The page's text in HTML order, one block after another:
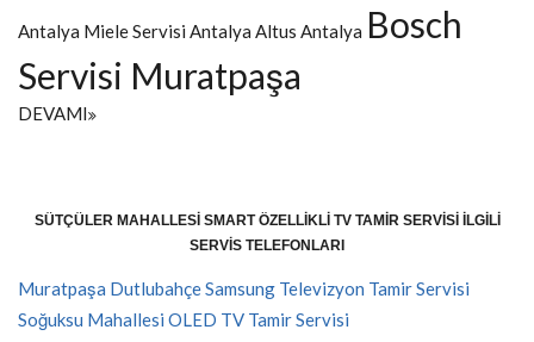
Antalya Miele Servisi Antalya Altus Antalya Bosch
Servisi Muratpaşa
DEVAMI
SÜTÇÜLER MAHALLESI SMART ÖZELLIKLI TV TAMIR SERVISI İLGILI
SERVIS TELEFONLARI
Muratpaşa Dutlubahçe Samsung Televizyon Tamir Servisi
Soğuksu Mahallesi OLED TV Tamir Servisi